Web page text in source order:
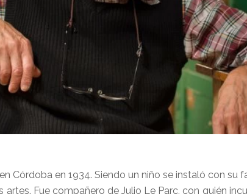
Córdoba en 1934. Siendo un niño se instaló con su
artes. Fue compañero de Julio Le Parc, con quién